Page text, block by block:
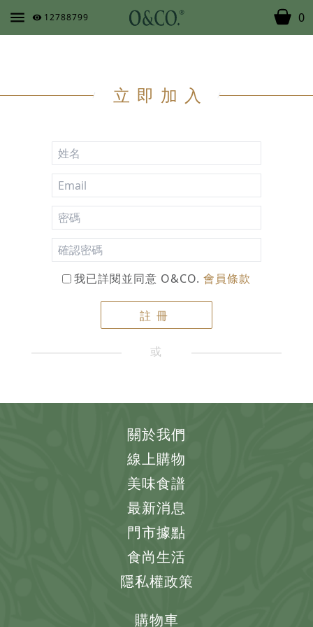
12788799 0
立即加入
我已詳閱並同意 O&CO. 會員條款
註冊
或
關於我們
線上購物
美味食譜
最新消息
門市據點
食尚生活
隱私權政策
購物車